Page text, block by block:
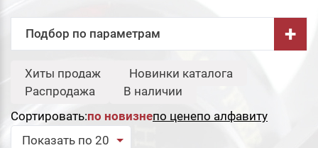
Подбор по параметрам +
Бренд:
Свернуть
Etuoh
Сбросить
Хиты продаж
Новинки каталога
Распродажа
В наличии
Сортировать:по новизнепо ценепо алфавиту
Показать по 20